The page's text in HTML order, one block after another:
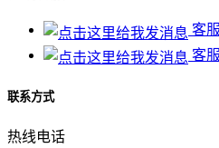
客
客
联系方式
热线电话